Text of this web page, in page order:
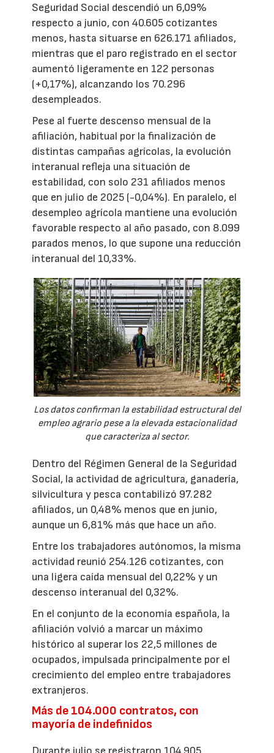
Seguridad Social descendió un 6,09%
respecto a junio, con 40.605 cotizantes
menos, hasta situarse en 626.171 afiliados,
mientras que el paro registrado en el sector
aumentó ligeramente en 122 personas
(+0,17%), alcanzando los 70.296
desempleados.
Pese al fuerte descenso mensual de la
afiliación, habitual por la finalización de
distintas campañas agrícolas, la evolución
interanual refleja una situación de
estabilidad, con solo 231 afiliados menos
que en julio de 2025 (-0,04%). En paralelo, el
desempleo agrícola mantiene una evolución
favorable respecto al año pasado, con 8.099
parados menos, lo que supone una reducción
interanual del 10,33%.
Los datos confirman la estabilidad estructural del
empleo agrario pese a la elevada estacionalidad
que caracteriza al sector.
Dentro del Régimen General de la Seguridad
Social, la actividad de agricultura, ganadería,
silvicultura y pesca contabilizó 97.282
afiliados, un 0,48% menos que en junio,
aunque un 6,81% más que hace un año.
Entre los trabajadores autónomos, la misma
actividad reunió 254.126 cotizantes, con
una ligera caída mensual del 0,22% y un
descenso interanual del 0,32%.
En el conjunto de la economía española, la
afiliación volvió a marcar un máximo
histórico al superar los 22,5 millones de
ocupados, impulsada principalmente por el
crecimiento del empleo entre trabajadores
extranjeros.
Más de 104.000 contratos, con
mayoría de indefinidos